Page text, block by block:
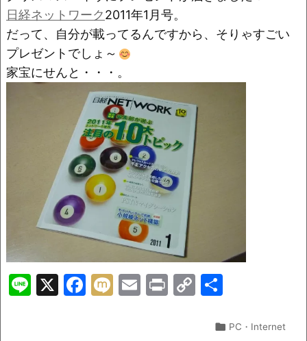
e
b
o
o
k
l
y
Li
日経ネットワーク2011年1月号。
だって、自分が載ってるんですから、そりゃすごい
プレゼントでしょ～
家宝にせんと・・・。
Li X
F
M E
Pr C
 PC・Internet